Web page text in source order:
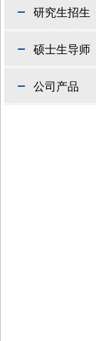
研究生招生
硕士生导师
公司产品